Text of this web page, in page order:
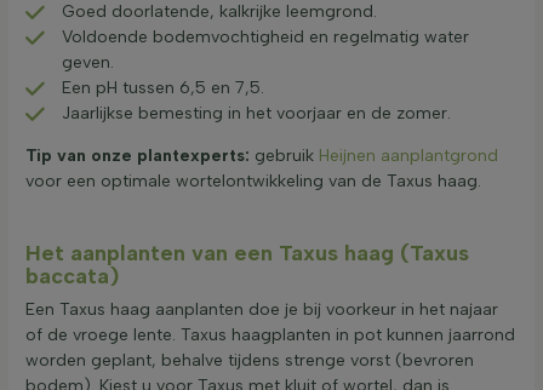
Goed doorlatende, kalkrijke leemgrond.
Voldoende bodemvochtigheid en regelmatig water
geven.
Een pH tussen 6,5 en 7,5.
Jaarlijkse bemesting in het voorjaar en de zomer.
Tip van onze plantexperts: gebruik Heijnen aanplantgrond
voor een optimale wortelontwikkeling van de Taxus haag.
Het aanplanten van een Taxus haag (Taxus
baccata)
Een Taxus haag aanplanten doe je bij voorkeur in het najaar
of de vroege lente. Taxus haagplanten in pot kunnen jaarrond
worden geplant, behalve tijdens strenge vorst (bevroren